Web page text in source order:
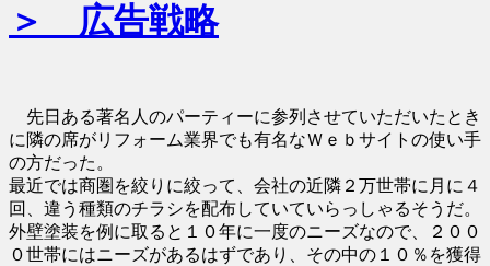
＞ 広告戦略
先日ある著名人のパーティーに参列させていただいたとき
に隣の席がリフォーム業界でも有名なＷｅｂサイトの使い手
の方だった。
最近では商圏を絞りに絞って、会社の近隣２万世帯に月に４
回、違う種類のチラシを配布していていらっしゃるそうだ。
外壁塗装を例に取ると１０年に一度のニーズなので、２００
０世帯にはニーズがあるはずであり、その中の１０％を獲得